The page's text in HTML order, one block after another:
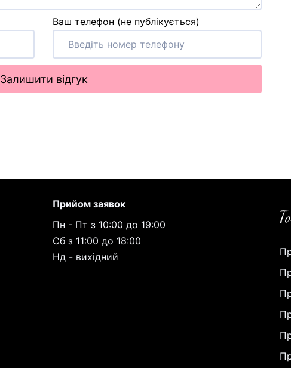
Ваш телефон (не публікується)
Залишити відгук
Прийом заявок
Пн - Пт з 10:00 до 19:00
Сб з 11:00 до 18:00
Нд - вихідний